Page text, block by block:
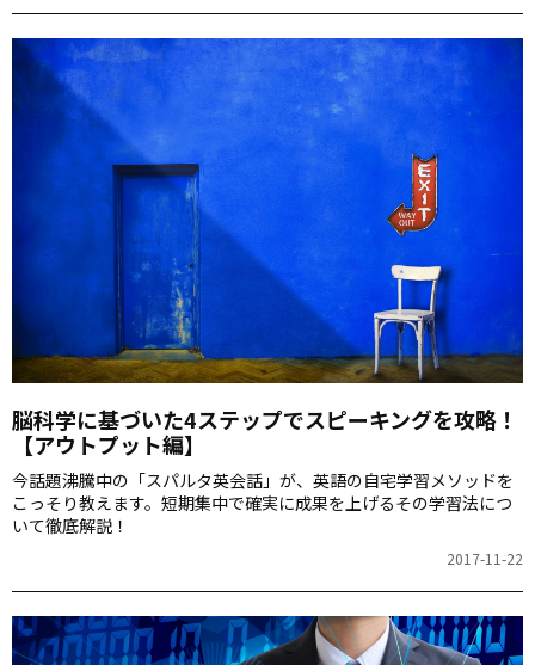
脳科学に基づいた4ステップでスピーキングを攻略！
【アウトプット編】
今話題沸騰中の「スパルタ英会話」が、英語の自宅学習メソッドを
こっそり教えます。短期集中で確実に成果を上げるその学習法につ
いて徹底解説！
2017-11-22